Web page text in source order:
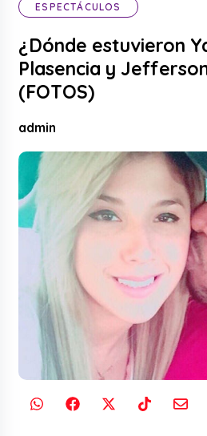
ESPECTÁCULOS
¿Dónde estuvieron
Plasencia y
(FOTOS)
admin